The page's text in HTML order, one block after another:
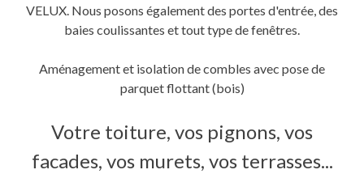
VELUX. Nous posons également des portes d'entrée, des
baies coulissantes et tout type de fenêtres.
Aménagement et isolation de combles avec pose de
parquet flottant (bois)
Votre toiture, vos pignons, vos
facades, vos murets, vos terrasses...